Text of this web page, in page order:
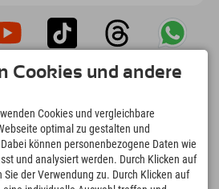
Mein
uvm. Jetzt
Cookies und andere
Cookies und vergleichbare
optimal zu gestalten und
können personenbezogene Daten wie
und analysiert werden. Durch Klicken auf
Sie der Verwendung zu. Durch Klicken auf